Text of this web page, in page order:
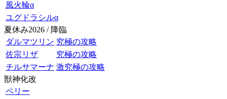
風火輪α
ユグドラシルα
夏休み2026 / 降臨
ダルマツリン 究極の攻略
佐宗リザ
究極の攻略
チルサマーナ 激究極の攻略
獣神化改
ペリー